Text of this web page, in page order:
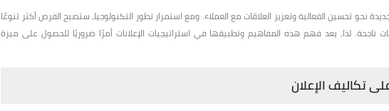
نحو تحسين الفعالية وتعزيز العلاقات مع العملاء. ومع استمرار تطور التكنولوجيا، ستصبح الفرص أكثر تنوعًا
ناجحة. لذا، يعد فهم هذه المفاهيم وتطبيقها في استراتيجيات الإعلانات أمرًا ضروريًا للحصول على ميزة
تكاليف الإعلان